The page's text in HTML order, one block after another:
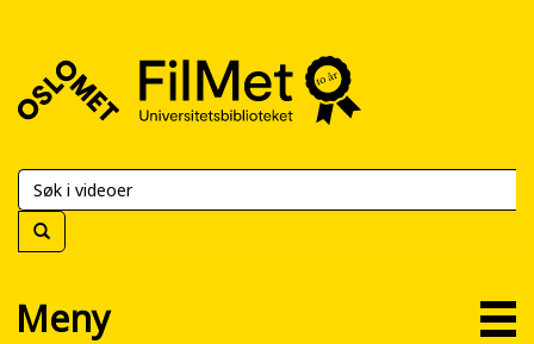
FilMet
Universitetsbiblioteket
Meny